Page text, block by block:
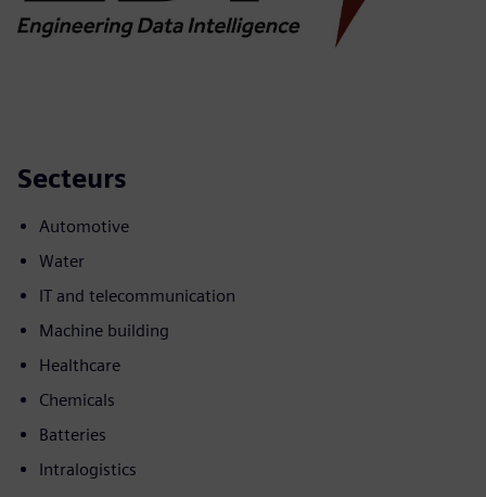
Secteurs
Automotive
Water
IT and telecommunication
Machine building
Healthcare
Chemicals
Batteries
Intralogistics